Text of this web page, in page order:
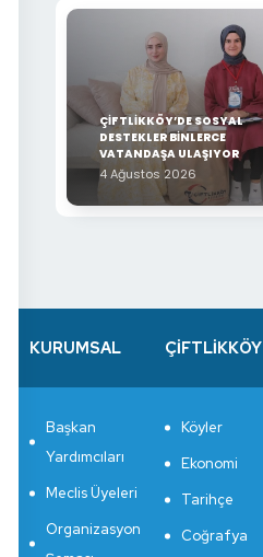
ÇİFTLİKKÖY’DE SOSYAL
DESTEKLER BİNLERCE
VATANDAŞA ULAŞIYOR
4 Ağustos 2026
KURUMSAL
Başkan
Yardımcıları
Meclis Üyeleri
Organizasyon
ÇİFTLİKKÖY
Köyler
Ekonomi
Tarihçe
Coğrafya